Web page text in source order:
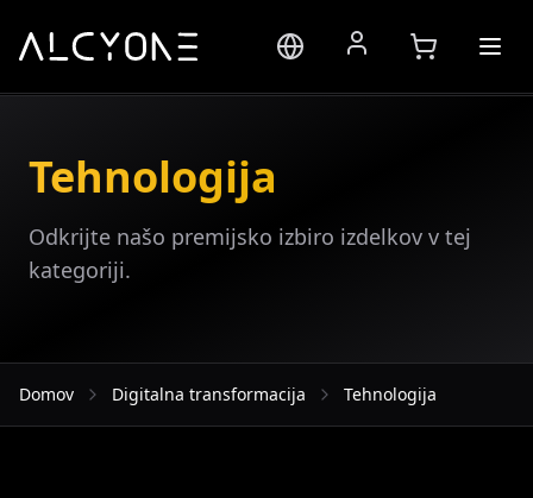
Tehnologija
Odkrijte našo premijsko izbiro izdelkov v tej
kategoriji.
Domov Digitalna transformacija Tehnologija